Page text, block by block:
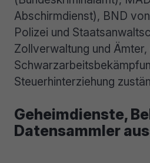
Abschirmdienst), BND
Polizei und
Zollverwaltung und
Steuerhinterziehung
Geheimdienste,
Datensammler